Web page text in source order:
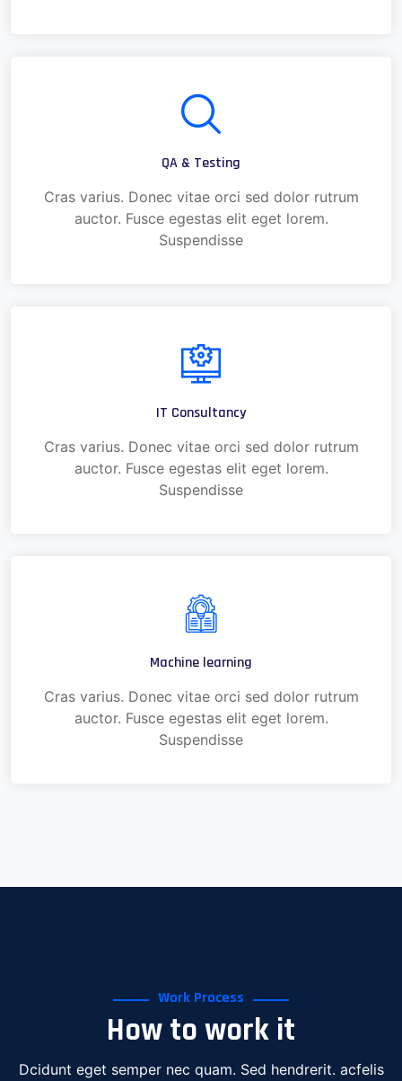
QA & Testing
Cras varius. Donec vitae orci sed dolor rutrum
auctor. Fusce egestas elit eget lorem.
Suspendisse
IT Consultancy
Cras varius. Donec vitae orci sed dolor rutrum
auctor. Fusce egestas elit eget lorem.
Suspendisse
Machine learning
Cras varius. Donec vitae orci sed dolor rutrum
auctor. Fusce egestas elit eget lorem.
Suspendisse
Work Process
How to work it
Dcidunt eget semper nec quam. Sed hendrerit. acfelis